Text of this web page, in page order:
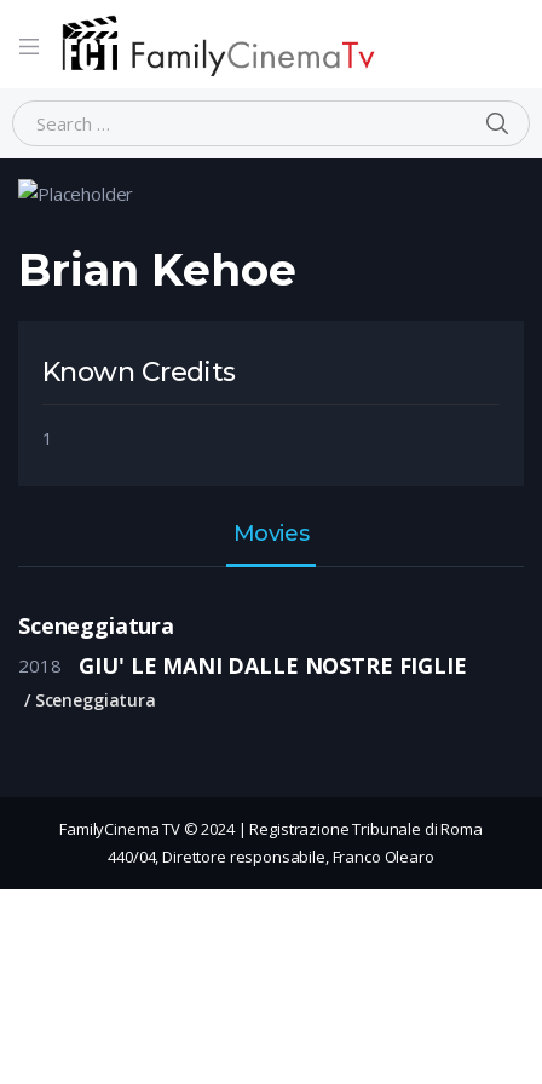
Home Person Brian Kehoe
Brian Kehoe
Known Credits
1
Movies
Sceneggiatura
2018 GIU' LE MANI DALLE NOSTRE FIGLIE
Sceneggiatura
FamilyCinema TV © 2024 | Registrazione Tribunale di Roma
440/04, Direttore responsabile, Franco Olearo